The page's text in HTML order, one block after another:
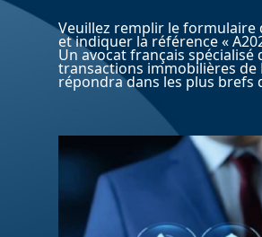
Veuillez remplir le formulaire
et indiquer la référence «
Un avocat français spécialisé
transactions immobilières de
répondra dans les plus brefs